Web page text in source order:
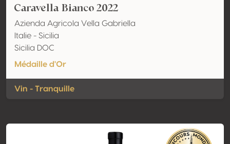
Caravella Bianco 2022
Azienda Agricola Vella Gabriella
Italie - Sicilia
Sicilia DOC
Médaille d'Or
Vin - Tranquille